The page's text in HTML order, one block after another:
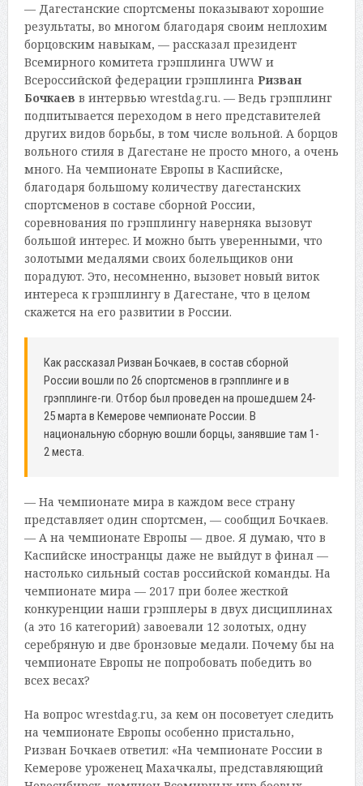
— Дагестанские спортсмены показывают хорошие
результаты, во многом благодаря своим неплохим
борцовским навыкам, — рассказал президент
Всемирного комитета грэпплинга UWW и
Всероссийской федерации грэпплинга Ризван
Бочкаев в интервью wrestdag.ru. — Ведь грэпплинг
подпитывается переходом в него представителей
других видов борьбы, в том числе вольной. А борцов
вольного стиля в Дагестане не просто много, а очень
много. На чемпионате Европы в Каспийске,
благодаря большому количеству дагестанских
спортсменов в составе сборной России,
соревнования по грэпплингу наверняка вызовут
большой интерес. И можно быть уверенными, что
золотыми медалями своих болельщиков они
порадуют. Это, несомненно, вызовет новый виток
интереса к грэпплингу в Дагестане, что в целом
скажется на его развитии в России.
Как рассказал Ризван Бочкаев, в состав сборной
России вошли по 26 спортсменов в грэпплинге и в
грэпплинге-ги. Отбор был проведен на прошедшем 24-
25 марта в Кемерове чемпионате России. В
национальную сборную вошли борцы, занявшие там 1-
2 места.
— На чемпионате мира в каждом весе страну
представляет один спортсмен, — сообщил Бочкаев.
— А на чемпионате Европы — двое. Я думаю, что в
Каспийске иностранцы даже не выйдут в финал —
настолько сильный состав российской команды. На
чемпионате мира — 2017 при более жесткой
конкуренции наши грэпплеры в двух дисциплинах
(а это 16 категорий) завоевали 12 золотых, одну
серебряную и две бронзовые медали. Почему бы на
чемпионате Европы не попробовать победить во
всех весах?
На вопрос wrestdag.ru, за кем он посоветует следить
на чемпионате Европы особенно пристально,
Ризван Бочкаев ответил: «На чемпионате России в
Кемерове уроженец Махачкалы, представляющий